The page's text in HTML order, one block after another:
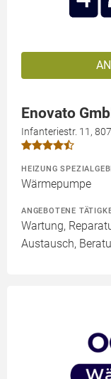
Enovato
Infanteriestr. 11,
HEIZUNG
Wärmepumpe
ANGEBOTENE
Wartung,
Austausch,